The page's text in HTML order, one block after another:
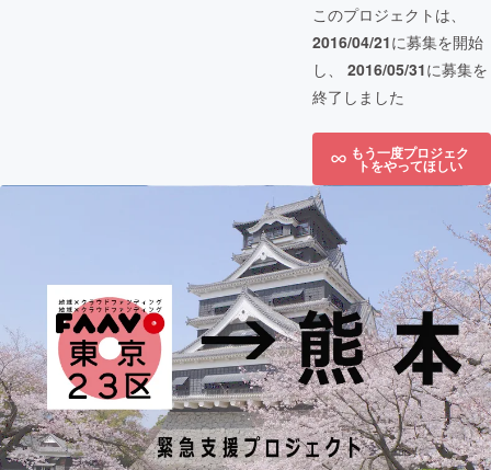
このプロジェクトは、
2016/04/21に募集を開始
し、 2016/05/31に募集を
終了しました
もう一度プロジェク
トをやってほしい